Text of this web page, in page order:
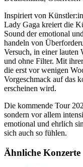
Inspiriert von
Lady Gaga kreiert die
Sound der emotional
handeln von
Versuch, in einer lauten
und ohne Filter. Mit
die erst vor wenigen
Vorgeschmack auf das
erscheinen wird.
Die kommende Tour
sondern vor allem
emotional und ehrlich
sich auch so fühlen.
Ähnliche Konzerte